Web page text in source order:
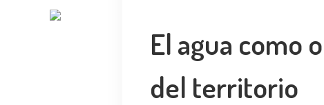
El agua como
del territorio